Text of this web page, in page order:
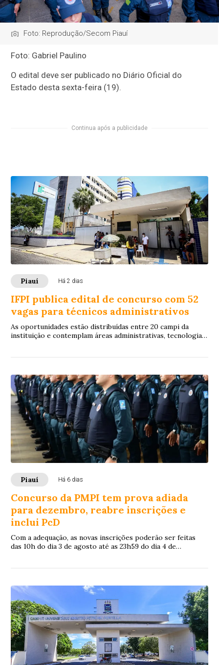
Foto: Reprodução/Secom Piauí
Foto: Gabriel Paulino
O edital deve ser publicado no Diário Oficial do
Estado desta sexta-feira (19).
Continua após a publicidade
Piauí Há 2 dias
IFPI publica edital de concurso com 52
vagas para técnicos administrativos
As oportunidades estão distribuídas entre 20 campi da
instituição e contemplam áreas administrativas, tecnologia
Piauí Há 6 dias
Concurso da PMPI tem prova adiada
para dezembro, reabre inscrições e
inclui PcD
Com a adequação, as novas inscrições poderão ser feitas
das 10h do dia 3 de agosto até as 23h59 do dia 4 de